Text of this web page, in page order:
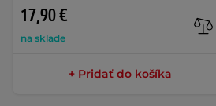
17,90 €
na sklade
+ Pridať do košíka